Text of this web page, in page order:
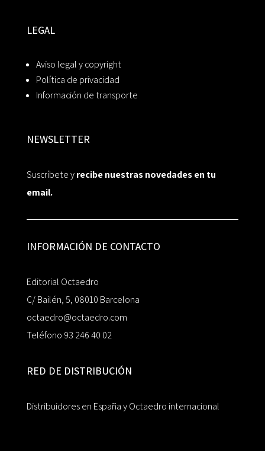
LEGAL
Aviso legal y copyright
Política de privacidad
Información de transporte
NEWSLETTER
Suscríbete yrecibe nuestras novedades en tu
email.
INFORMACIÓN DE CONTACTO
Editorial Octaedro
C/ Bailén, 5, 08010 Barcelona
octaedro@octaedro.com
Teléfono 93 246 40 02
RED DE DISTRIBUCIÓN
Distribuidores en España y Octaedro internacional